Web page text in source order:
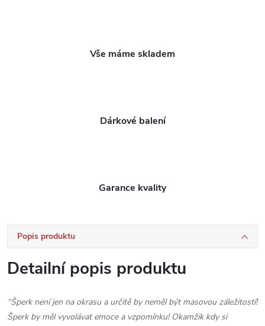
Vše máme skladem
Dárkové balení
Garance kvality
Popis produktu
Detailní popis produktu
“Šperk není jen na okrasu a určitě by neměl být masovou záležitostí!
Šperk by měl vyvolávat emoce a vzpomínku! Okamžik kdy si